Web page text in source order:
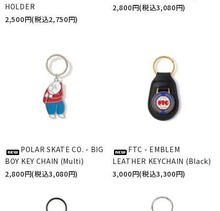
HOLDER
2,500円(税込2,750円)
2,800円(税込3,080円)
POLAR SKATE CO. - BIG
BOY KEY CHAIN (Multi)
2,800円(税込3,080円)
FTC - EMBLEM
LEATHER KEYCHAIN (Black)
3,000円(税込3,300円)